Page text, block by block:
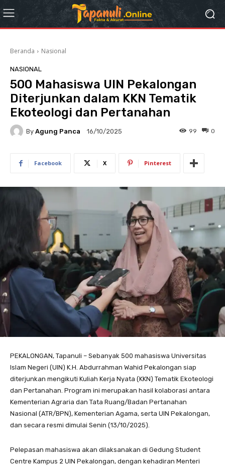
Beranda Nasional
NASIONAL
500 Mahasiswa UIN Pekalongan
Diterjunkan dalam KKN Tematik
Ekoteologi dan Pertanahan
By Agung Panca 16/10/2025 0
99
Facebook X Pinterest
PEKALONGAN, Tapanuli – Sebanyak 500 mahasiswa Universitas
Islam Negeri (UIN) K.H. Abdurrahman Wahid Pekalongan siap
diterjunkan mengikuti Kuliah Kerja Nyata (KKN) Tematik Ekoteologi
dan Pertanahan. Program ini merupakan hasil kolaborasi antara
Kementerian Agraria dan Tata Ruang/Badan Pertanahan
Nasional (ATR/BPN), Kementerian Agama, serta UIN Pekalongan,
dan secara resmi dimulai Senin (13/10/2025).
Pelepasan mahasiswa akan dilaksanakan di Gedung Student
Centre Kampus 2 UIN Pekalongan, dengan kehadiran Menteri